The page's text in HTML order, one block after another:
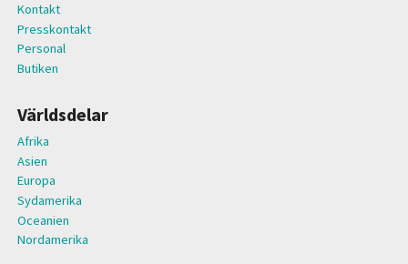
Kontakt
Presskontakt
Personal
Butiken
Världsdelar
Afrika
Asien
Europa
Sydamerika
Oceanien
Nordamerika